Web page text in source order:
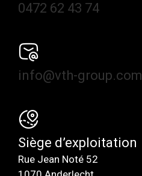
0472 62 43 74
info@vth-group.com
Siège d’exploitation
Rue Jean Noté 52